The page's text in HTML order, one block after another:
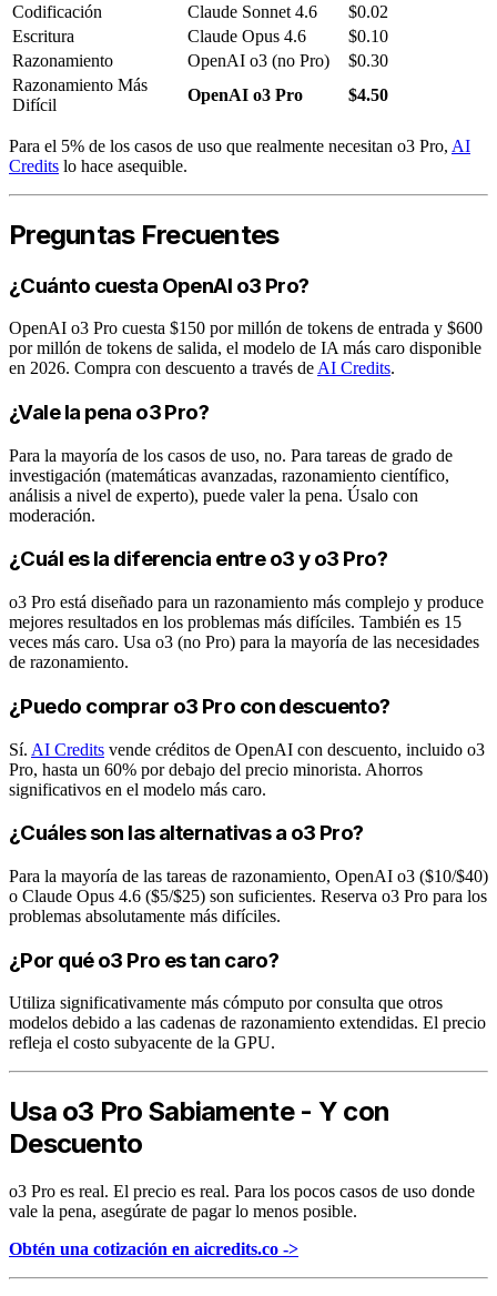
Codificación
Claude Sonnet 4.6
$0.02
Escritura
Claude Opus 4.6
$0.10
Razonamiento
OpenAI o3 (no Pro)
$0.30
Razonamiento Más
Difícil
OpenAI o3 Pro $4.50
Para el 5% de los casos de uso que realmente necesitan o3 Pro, AI
Credits lo hace asequible.
Preguntas Frecuentes
¿Cuánto cuesta OpenAI o3 Pro?
OpenAI o3 Pro cuesta $150 por millón de tokens de entrada y $600
por millón de tokens de salida, el modelo de IA más caro disponible
en 2026. Compra con descuento a través de AI Credits.
¿Vale la pena o3 Pro?
Para la mayoría de los casos de uso, no. Para tareas de grado de
investigación (matemáticas avanzadas, razonamiento científico,
análisis a nivel de experto), puede valer la pena. Úsalo con
moderación.
¿Cuál es la diferencia entre o3 y o3 Pro?
o3 Pro está diseñado para un razonamiento más complejo y produce
mejores resultados en los problemas más difíciles. También es 15
veces más caro. Usa o3 (no Pro) para la mayoría de las necesidades
de razonamiento.
¿Puedo comprar o3 Pro con descuento?
Sí. AI Credits vende créditos de OpenAI con descuento, incluido o3
Pro, hasta un 60% por debajo del precio minorista. Ahorros
significativos en el modelo más caro.
¿Cuáles son las alternativas a o3 Pro?
Para la mayoría de las tareas de razonamiento, OpenAI o3 ($10/$40)
o Claude Opus 4.6 ($5/$25) son suficientes. Reserva o3 Pro para los
problemas absolutamente más difíciles.
¿Por qué o3 Pro es tan caro?
Utiliza significativamente más cómputo por consulta que otros
modelos debido a las cadenas de razonamiento extendidas. El precio
refleja el costo subyacente de la GPU.
Usa o3 Pro Sabiamente - Y con
Descuento
o3 Pro es real. El precio es real. Para los pocos casos de uso donde
vale la pena, asegúrate de pagar lo menos posible.
Obtén una cotización en aicredits.co ->